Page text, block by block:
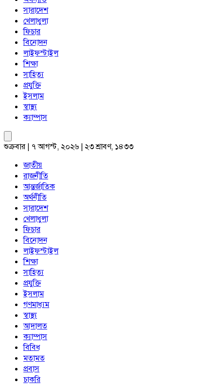
সারাদেশ
খেলাধুলা
ফিচার
বিনোদন
লাইফস্টাইল
শিক্ষা
সাহিত্য
প্রযুক্তি
ইসলাম
স্বাস্থ্য
ক্যাম্পাস
শুক্রবার | ৭ আগস্ট, ২০২৬ | ২৩ শ্রাবণ, ১৪৩৩
জাতীয়
রাজনীতি
আন্তর্জাতিক
অর্থনীতি
সারাদেশ
খেলাধুলা
ফিচার
বিনোদন
লাইফস্টাইল
শিক্ষা
সাহিত্য
প্রযুক্তি
ইসলাম
গণমাধ্যম
স্বাস্থ্য
আদালত
ক্যাম্পাস
বিবিধ
মতামত
প্রবাস
চাকরি